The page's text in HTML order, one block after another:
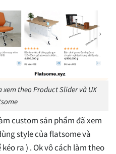
theo Product Slider và UX
custom sản phẩm đã xem
style của flatsome và
ra ) . Ok vô cách làm theo